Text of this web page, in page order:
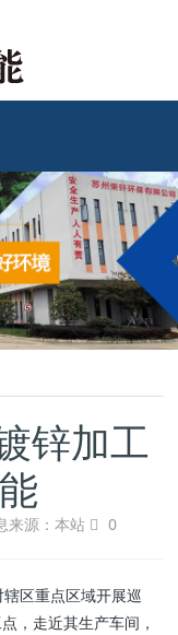
锌加工
来源：本站 0
区重点区域开展巡
，走近其生产车间，